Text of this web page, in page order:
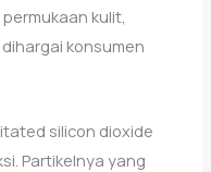
kulit,
konsumen
silicon dioxide
Partikelnya yang